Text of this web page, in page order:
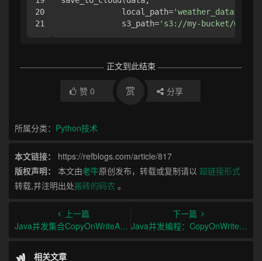
20
             local_path=
'weather_data.json'
             s3_path=
's3://my-bucket/
正文到此结束
赞 0 赏 分享
所属分类： Python技术
本文链接：
https://refblogs.com/article/817
版权声明：
本文由老牛原创发布，转载或复制请以 超链接形式
转载,并注明出处搬砖的码农 。
上一篇
Java并发集合CopyOnWriteArrayList与synchronizedList对比
下一篇
Java并发编程：CopyOnWriteArrayList与synchronizedList的区别与选型
相关文章